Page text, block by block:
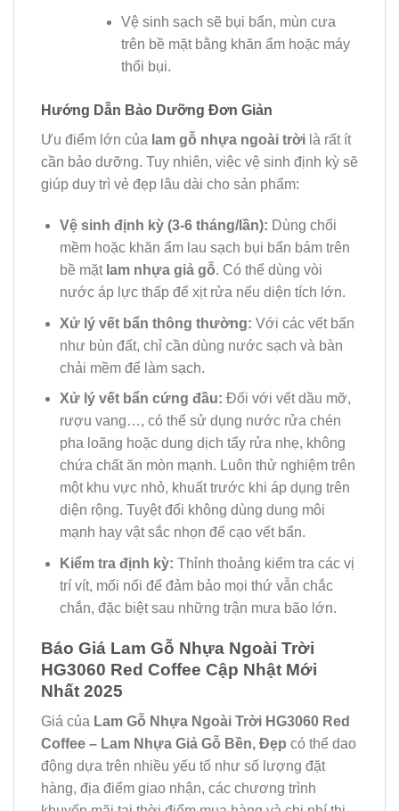
Vệ sinh sạch sẽ bụi bẩn, mùn cưa
trên bề mặt bằng khăn ẩm hoặc máy
thổi bụi.
Hướng Dẫn Bảo Dưỡng Đơn Giản
Ưu điểm lớn của lam gỗ nhựa ngoài trời là rất ít
cần bảo dưỡng. Tuy nhiên, việc vệ sinh định kỳ sẽ
giúp duy trì vẻ đẹp lâu dài cho sản phẩm:
Vệ sinh định kỳ (3-6 tháng/lần): Dùng chổi
mềm hoặc khăn ẩm lau sạch bụi bẩn bám trên
bề mặt lam nhựa giả gỗ. Có thể dùng vòi
nước áp lực thấp để xịt rửa nếu diện tích lớn.
Xử lý vết bẩn thông thường: Với các vết bẩn
như bùn đất, chỉ cần dùng nước sạch và bàn
chải mềm để làm sạch.
Xử lý vết bẩn cứng đầu: Đối với vết dầu mỡ,
rượu vang…, có thể sử dụng nước rửa chén
pha loãng hoặc dung dịch tẩy rửa nhẹ, không
chứa chất ăn mòn mạnh. Luôn thử nghiệm trên
một khu vực nhỏ, khuất trước khi áp dụng trên
diện rộng. Tuyệt đối không dùng dung môi
mạnh hay vật sắc nhọn để cạo vết bẩn.
Kiểm tra định kỳ: Thỉnh thoảng kiểm tra các vị
trí vít, mối nối để đảm bảo mọi thứ vẫn chắc
chắn, đặc biệt sau những trận mưa bão lớn.
Báo Giá Lam Gỗ Nhựa Ngoài Trời
HG3060 Red Coffee Cập Nhật Mới
Nhất 2025
Giá của Lam Gỗ Nhựa Ngoài Trời HG3060 Red
Coffee – Lam Nhựa Giả Gỗ Bền, Đẹp có thể dao
động dựa trên nhiều yếu tố như số lượng đặt
hàng, địa điểm giao nhận, các chương trình